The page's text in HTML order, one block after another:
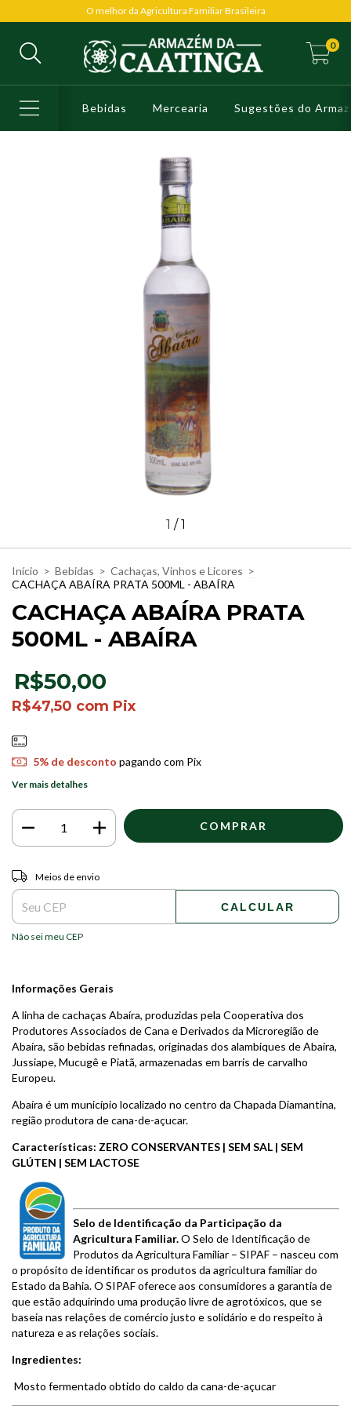
O melhor da Agricultura Familiar Brasileira
0
Bebidas Mercearia Sugestões do
1 /1
Início > Bebidas > Cachaças, Vinhos e Licores >
CACHAÇA ABAÍRA PRATA 500ML - ABAÍRA
CACHAÇA ABAÍRA PRATA
500ML - ABAÍRA
R$50,00
R$47,50 com Pix
5% de desconto pagando com Pix
Ver mais detalhes
Entregas para o CEP:
Meios de envio
CALCULAR
Não sei meu CEP
Informações Gerais
A linha de cachaças Abaíra, produzidas pela Cooperativa dos
Produtores Associados de Cana e Derivados da Microregião de
Abaíra, são bebidas refinadas, originadas dos alambiques de Abaíra,
Jussiape, Mucugê e Piatã, armazenadas em barris de carvalho
Europeu.
Abaíra é um município localizado no centro da Chapada Diamantina,
região produtora de cana-de-açucar.
Características: ZERO CONSERVANTES | SEM SAL | SEM
GLÚTEN | SEM LACTOSE
Selo de Identificação da Participação da
Agricultura Familiar.O Selo de Identificação de
Produtos da Agricultura Familiar – SIPAF – nasceu com
o propósito de identificar os produtos da agricultura familiar do
Estado da Bahia. O SIPAF oferece aos consumidores a garantia de
que estão adquirindo uma produção livre de agrotóxicos, que se
baseia nas relações de comércio justo e solidário e do respeito à
natureza e as relações sociais.
Ingredientes:
Mosto fermentado obtido do caldo da cana-de-açucar